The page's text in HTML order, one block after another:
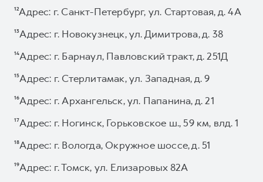
¹²Адрес: г. Санкт-Петербург, ул. Стартовая, д. 4А
¹³Адрес: г. Новокузнецк, ул. Димитрова, д. 38
¹⁴Адрес: г. Барнаул, Павловский тракт, д. 251Д
¹⁵Адрес: г. Стерлитамак, ул. Западная, д. 9
¹⁶Адрес: г. Архангельск, ул. Папанина, д. 21
¹⁷Адрес: г. Ногинск, Горьковское ш., 59 км, влд. 1
¹⁸Адрес: г. Вологда, Окружное шоссе, д. 51
¹⁹Адрес: г. Томск, ул. Елизаровых 82А